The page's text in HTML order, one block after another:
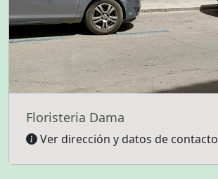
Floristeria Dama
Ver dirección y datos de contacto